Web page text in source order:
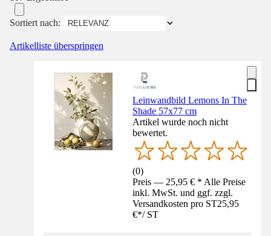
Sortiert nach:
Artikelliste überspringen
Leinwandbild Lemons In The
Shade 57x77 cm
Artikel wurde noch nicht
bewertet.
(0)
Preis — 25,95 € * Alle Preise
inkl. MwSt. und ggf. zzgl.
Versandkosten pro ST25,95
€*/ ST